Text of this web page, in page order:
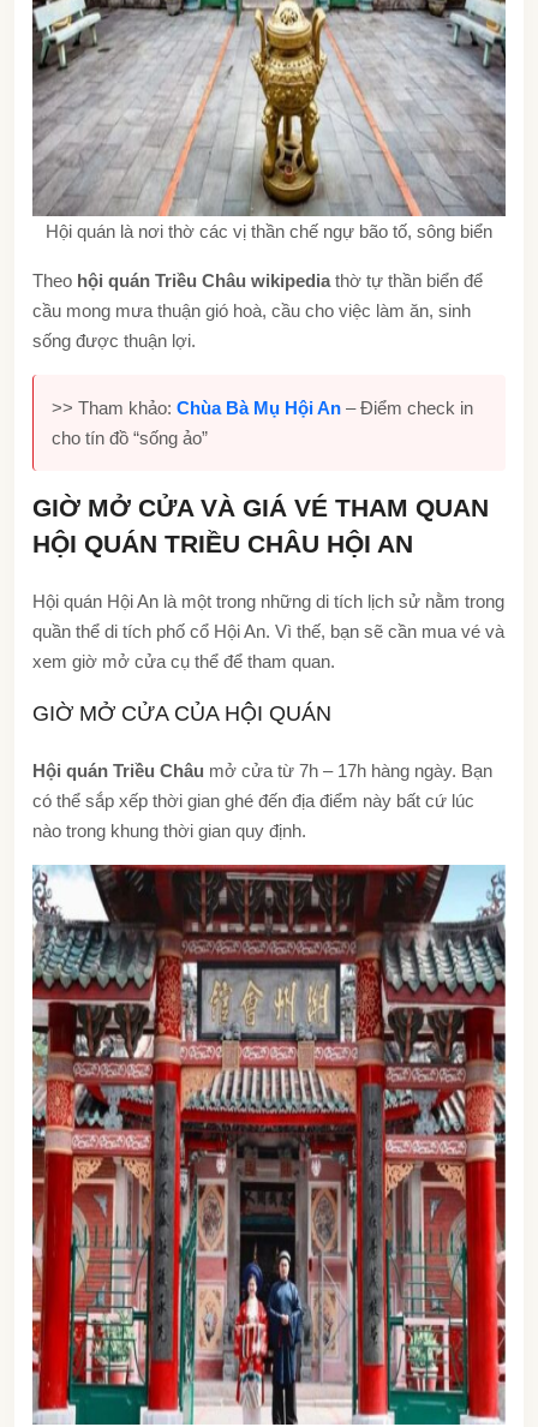
Hội quán là nơi thờ các vị thần chế ngự bão tố, sông biển
Theo hội quán Triều Châu wikipediathờ tự thần biển để
cầu mong mưa thuận gió hoà, cầu cho việc làm ăn, sinh
sống được thuận lợi.
>> Tham khảo: Chùa Bà Mụ Hội An – Điểm check in
cho tín đồ “sống ảo”
GIỜ MỞ CỬA VÀ GIÁ VÉ THAM QUAN
HỘI QUÁN TRIỀU CHÂU HỘI AN
Hội quán Hội An là một trong những di tích lịch sử nằm trong
quần thể di tích phố cổ Hội An. Vì thế, bạn sẽ cần mua vé và
xem giờ mở cửa cụ thể để tham quan.
GIỜ MỞ CỬA CỦA HỘI QUÁN
Hội quán Triều Châu mở cửa từ 7h – 17h hàng ngày. Bạn
có thể sắp xếp thời gian ghé đến địa điểm này bất cứ lúc
nào trong khung thời gian quy định.